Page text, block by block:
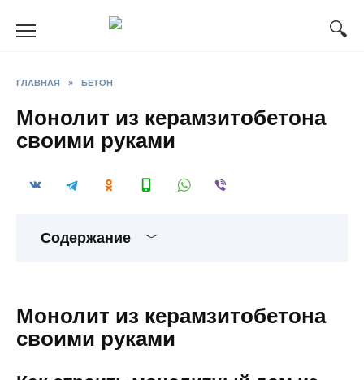
ГЛАВНАЯ » БЕТОН
Монолит из керамзитобетона
своими руками
Содержание
Монолит из керамзитобетона
своими руками